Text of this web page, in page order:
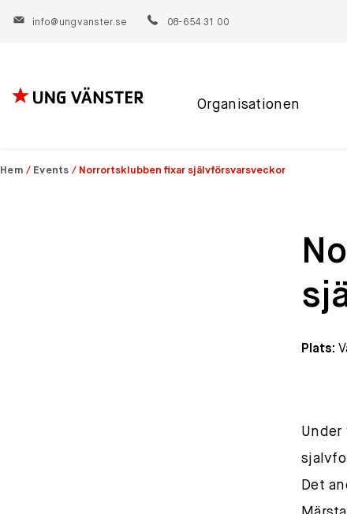
info@ungvanster.se 08-654 31 00
Hoppa
Organisationen
Hem / Events / Norrortsklubben fixar självförsvarsveckor
Plats:
Under
Det